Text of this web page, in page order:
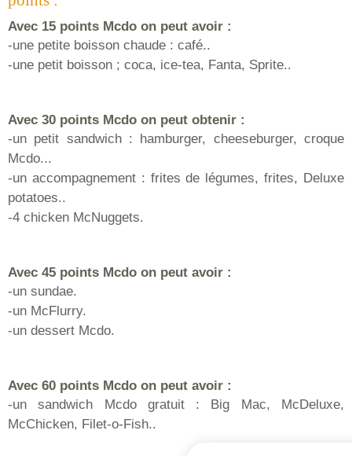
Avec 15 points Mcdo on peut avoir :
-une petite boisson chaude : café..
-une petit boisson ; coca, ice-tea, Fanta, Sprite..
Avec 30 points Mcdo on peut obtenir :
-un petit sandwich : hamburger, cheeseburger, croque
Mcdo...
-un accompagnement : frites de légumes, frites, Deluxe
potatoes..
-4 chicken McNuggets.
Avec 45 points Mcdo on peut avoir :
-un sundae.
-un McFlurry.
-un dessert Mcdo.
Avec 60 points Mcdo on peut avoir :
-un sandwich Mcdo gratuit : Big Mac, McDeluxe,
McChicken, Filet-o-Fish..